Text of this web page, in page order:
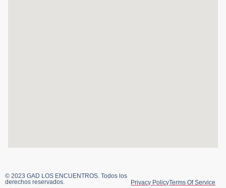
© 2023 GAD LOS ENCUENTROS. Todos los
derechos reservados.
Privacy PolicyTerms Of Service